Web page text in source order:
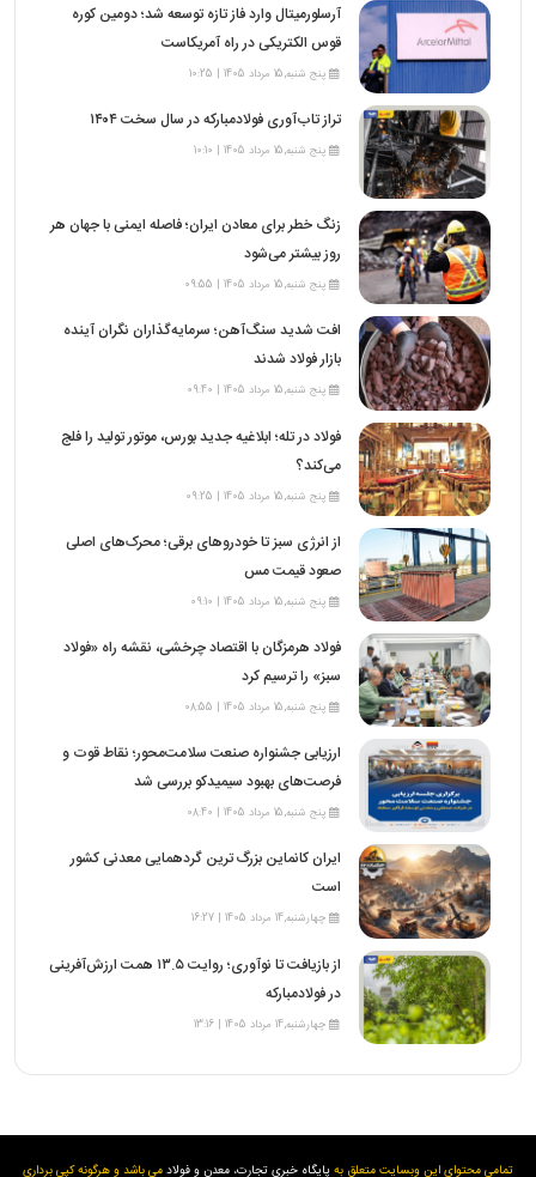
آرسلورمیتال وارد فاز تازه توسعه شد؛ دومین کوره
قوس الکتریکی در راه آمریکاست
پنج شنبه,15 مرداد 1405 | 10:25
تراز تاب‌آوری فولادمبارکه در سال سخت ۱۴۰۴
پنج شنبه,15 مرداد 1405 | 10:10
زنگ خطر برای معادن ایران؛ فاصله ایمنی با جهان هر
روز بیشتر می‌شود
پنج شنبه,15 مرداد 1405 | 09:55
افت شدید سنگ‌آهن؛ سرمایه‌گذاران نگران آینده
بازار فولاد شدند
پنج شنبه,15 مرداد 1405 | 09:40
فولاد در تله؛ ابلاغیه جدید بورس، موتور تولید را فلج
می‌کند؟
پنج شنبه,15 مرداد 1405 | 09:25
از انرژی سبز تا خودروهای برقی؛ محرک‌های اصلی
صعود قیمت مس
پنج شنبه,15 مرداد 1405 | 09:10
فولاد هرمزگان با اقتصاد چرخشی، نقشه راه «فولاد
سبز» را ترسیم کرد
پنج شنبه,15 مرداد 1405 | 08:55
ارزیابی جشنواره صنعت سلامت‌محور؛ نقاط قوت و
فرصت‌های بهبود سیمیدکو بررسی شد
پنج شنبه,15 مرداد 1405 | 08:40
ایران کانماین بزرگ ترین گردهمایی معدنی کشور
است
چهارشنبه,14 مرداد 1405 | 16:27
از بازیافت تا نوآوری؛ روایت ۱۳.۵ همت ارزش‌آفرینی
در فولادمبارکه
چهارشنبه,14 مرداد 1405 | 13:16
تمامی محتوای این وبسایت متعلق بهپایگاه خبری تجارت، معدن و فولادمی باشد و هرگونه کپی برداری